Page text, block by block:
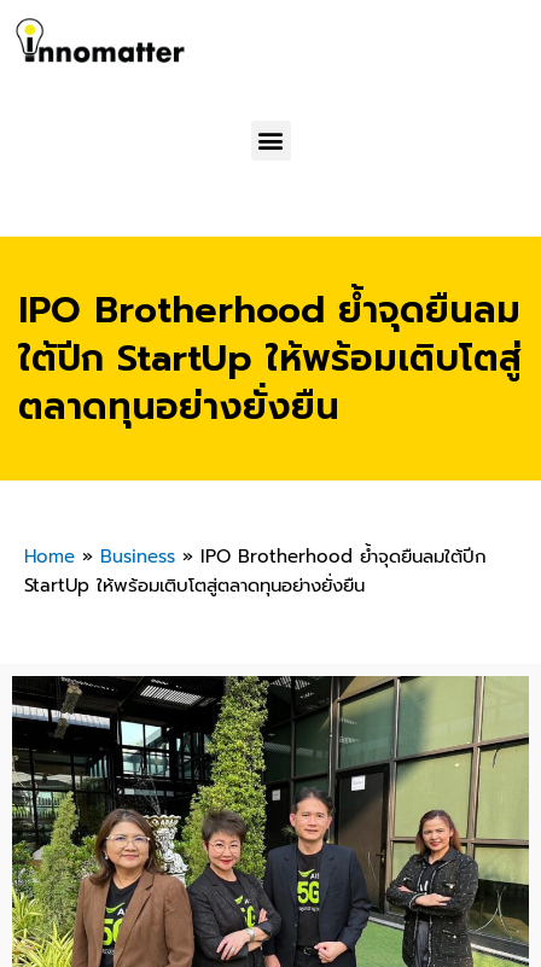
Menu
IPO Brotherhood ย้ำจุดยืนลม
ใต้ปีก StartUp ให้พร้อมเติบโตสู่
ตลาดทุนอย่างยั่งยืน
Home » Business » IPO Brotherhood ย้ำจุดยืนลมใต้ปีก
StartUp ให้พร้อมเติบโตสู่ตลาดทุนอย่างยั่งยืน